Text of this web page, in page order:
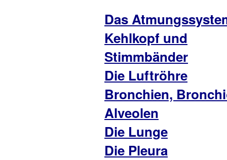
Das
Kehlkopf und
Stimmbänder
Die Luftröhre
Bronchien,
Alveolen
Die Lunge
Die Pleura